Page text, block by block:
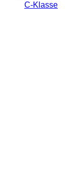
C-Klasse